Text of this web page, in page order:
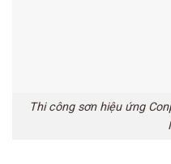
Thi công sơn hiệu ứng